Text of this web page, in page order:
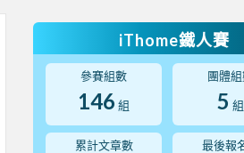
iThome鐵人賽
參賽組數
146 組
團體
5 組
累計文章數 最後報